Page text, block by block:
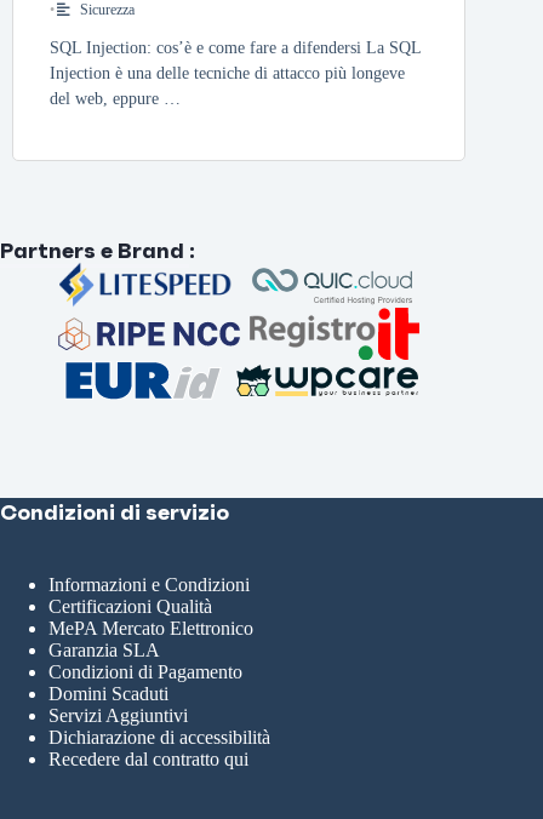
• Sicurezza
SQL Injection: cos’è e come fare a difendersi La SQL
Injection è una delle tecniche di attacco più longeve
del web, eppure …
Partners e Brand :
Condizioni di servizio
Informazioni e Condizioni
Certificazioni Qualità
MePA Mercato Elettronico
Garanzia SLA
Condizioni di Pagamento
Domini Scaduti
Servizi Aggiuntivi
Dichiarazione di accessibilità
Recedere dal contratto qui